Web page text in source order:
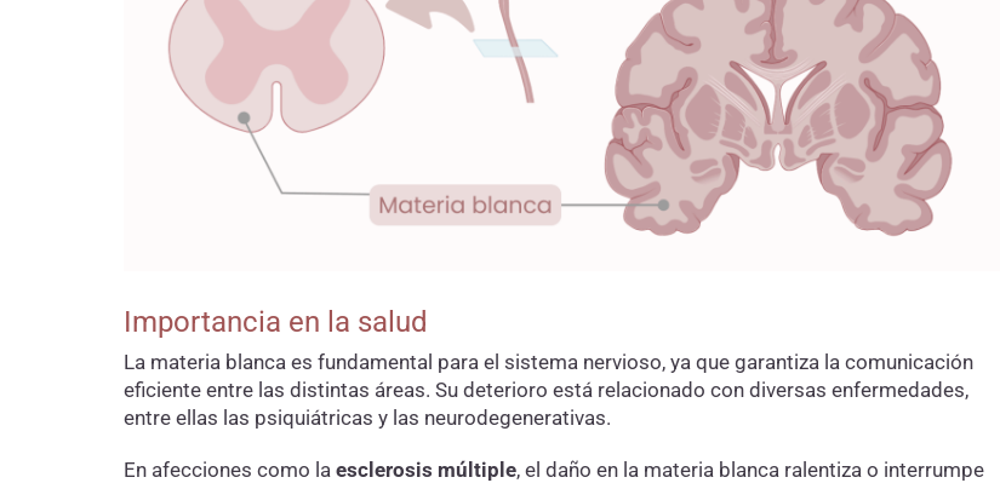
Importancia en la salud
La materia blanca es fundamental para el sistema nervioso, ya que garantiza la comunicación
eficiente entre las distintas áreas. Su deterioro está relacionado con diversas enfermedades,
entre ellas las psiquiátricas y las neurodegenerativas.
En afecciones como la esclerosis múltiple, el daño en la materia blanca ralentiza o interrumpe